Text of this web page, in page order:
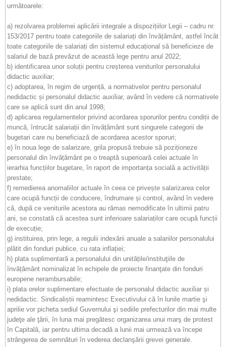
următoarele:
a) rezolvarea problemei aplicării integrale a dispozițiilor Legii – cadru nr.
153/2017 pentru toate categoriile de salariați din învățământ, astfel încât
toate categoriile de salariați din sistemul educațional să beneficieze de
salariul de bază prevăzut de această lege pentru anul 2022;
b) identificarea unor soluții pentru creșterea veniturilor personalului
didactic auxiliar;
c) adoptarea, în regim de urgență, a normativelor pentru personalul
nedidactic și personalul didactic auxiliar, având în vedere că normativele
care se aplică sunt din anul 1998;
d) aplicarea regulamentelor privind acordarea sporurilor pentru condiții de
muncă, întrucât salariații din învățământ sunt singurele categorii de
bugetari care nu beneficiază de acordarea acestor sporuri;
e) în noua lege de salarizare, grila propusă trebuie să poziționeze
personalul din învățământ pe o treaptă superioară celei actuale în
ierarhia funcțiilor bugetare, în raport de importanța socială a activității
prestate;
f) remedierea anomaliilor actuale în ceea ce privește salarizarea celor
care ocupă funcții de conducere, îndrumare și control, având în vedere
că, după ce veniturile acestora au rămas nemodificate în ultimii patru
ani, se constată că acestea sunt inferioare salariaților care ocupă funcții
de execuție;
g) instituirea, prin lege, a regulii indexării anuale a salariilor personalului
plătit din fonduri publice, cu rata inflației;
h) plata suplimentară a personalului din unitățile/instituţiile de
învățământ nominalizat în echipele de proiecte finanţate din fonduri
europene nerambursabile;
i) plata orelor suplimentare efectuate de personalul didactic auxiliar și
nedidactic. Sindicaliștii reamintesc Executivului că în lunile martie şi
aprilie vor picheta sediul Guvernului şi sediile prefecturilor din mai multe
judeţe ale ţării, în luna mai pregătesc organizarea unui marş de protest
în Capitală, iar pentru ultima decadă a lunii mai urmează va începe
strângerea de semnături în vederea declanşării grevei generale.